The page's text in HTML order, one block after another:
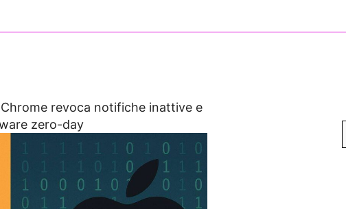
revoca notifiche inattive e
zero-day